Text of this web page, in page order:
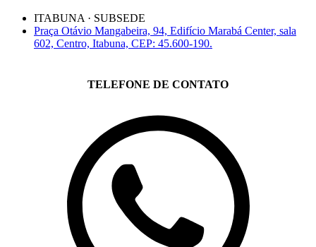
ITABUNA · SUBSEDE
Praça Otávio Mangabeira, 94, Edifício Marabá Center, sala
602, Centro, Itabuna, CEP: 45.600-190.
TELEFONE DE CONTATO